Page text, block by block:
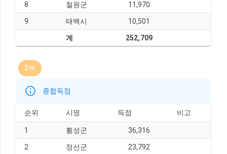
8 철원군 11,970
9 태백시 10,501
계 252,709
2부
종합득점
순위 시명 득점 비고
1 횡성군 36,316
2 정선군 23,792